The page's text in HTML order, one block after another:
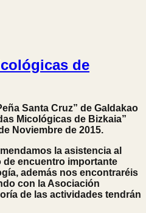
de
Santa Cruz” de Galdakao
Micológicas de Bizkaia”
Noviembre de 2015.
la asistencia al
encuentro importante
además nos encontraréis
con la Asociación
de las actividades tendrán